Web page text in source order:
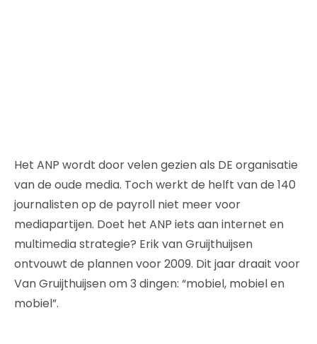
Het ANP wordt door velen gezien als DE organisatie
van de oude media. Toch werkt de helft van de 140
journalisten op de payroll niet meer voor
mediapartijen. Doet het ANP iets aan internet en
multimedia strategie? Erik van Gruijthuijsen
ontvouwt de plannen voor 2009. Dit jaar draait voor
Van Gruijthuijsen om 3 dingen: “mobiel, mobiel en
mobiel”.